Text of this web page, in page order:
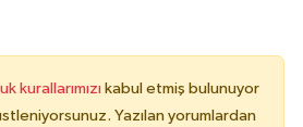
kurallarımızı kabul etmiş bulunuyor
Yazılan yorumlardan